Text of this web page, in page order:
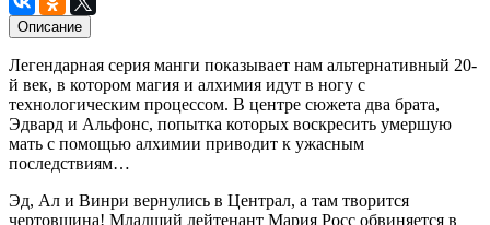
Описание
Легендарная серия манги показывает нам альтернативный 20-
й век, в котором магия и алхимия идут в ногу с
технологическим процессом. В центре сюжета два брата,
Эдвард и Альфонс, попытка которых воскресить умершую
мать с помощью алхимии приводит к ужасным
последствиям…
Эд, Ал и Винри вернулись в Централ, а там творится
чертовщина! Младший лейтенант Мария Росс обвиняется в